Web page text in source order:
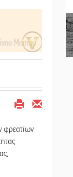
φρεατίων